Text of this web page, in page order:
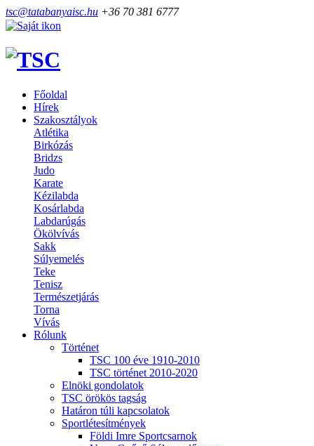
tsc@tatabanyaisc.hu +36 70 381 6777
Főoldal
Hírek
Szakosztályok
Atlétika
Birkózás
Bridzs
Judo
Karate
Kézilabda
Kosárlabda
Labdarúgás
Ökölvívás
Sakk
Súlyemelés
Teke
Tenisz
Természetjárás
Torna
Vívás
Rólunk
Történet
TSC 100 éve 1910-2010
TSC történet 2010-2020
Elnöki gondolatok
TSC örökös tagság
Határon túli kapcsolatok
Sportlétesítmények
Földi Imre Sportcsarnok